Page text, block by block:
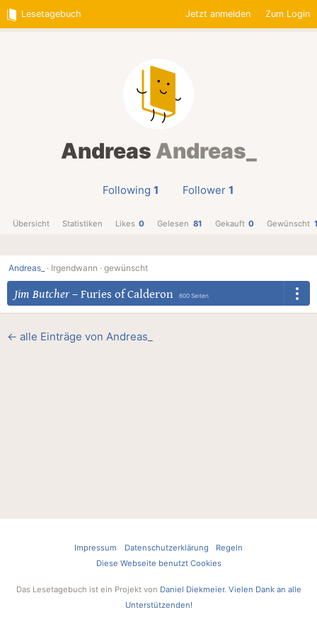
Lesetagebuch Jetzt anmelden Zum Login
Andreas Andreas_
Following 1 Follower 1
Übersicht Statistiken Likes 0 Gelesen 81 Gekauft 0 Gewünscht
Andreas_ · Irgendwann · gewünscht
Jim Butcher– Furies of Calderon 600 Seiten
← alle Einträge von Andreas_
Impressum Datenschutzerklärung
Regeln
Diese Webseite benutzt Cookies
Das Lesetagebuch ist ein Projekt von Daniel Diekmeier. Vielen Dank an alle
Unterstützenden!